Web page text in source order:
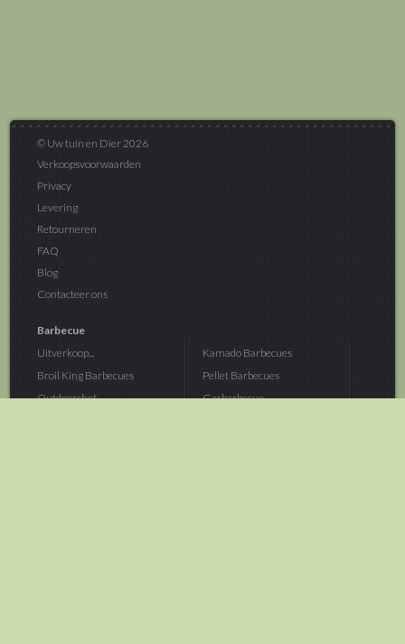
© Uw tuin en Dier 2026
Verkoopsvoorwaarden
Privacy
Levering
Retourneren
FAQ
Blog
Contacteer ons
Barbecue
Uitverkoop...
Broil King Barbecues
Outdoorchef...
Kamado Barbecues
Pellet Barbecues
Gasbarbecue